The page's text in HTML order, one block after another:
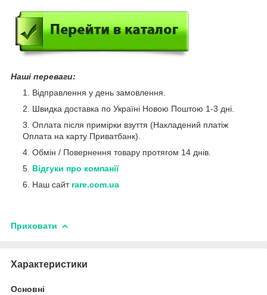
Наші переваги:
Відправлення у день замовлення.
Швидка доставка по Україні Новою Поштою 1-3 дні.
Оплата після примірки взуття (Накладений платіж
Оплата на карту Приватбанк).
Обмін / Повернення товару протягом 14 днів.
Відгуки про компанії
Наш сайт rare.com.ua
Приховати
Характеристики
Основні